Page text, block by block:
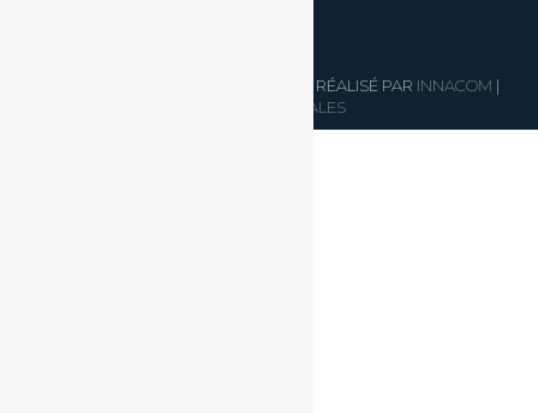
© 2024 ATELIER À TOUS VENTS | SITE RÉALISÉ PAR INNACOM |
MENTIONS LÉGALES